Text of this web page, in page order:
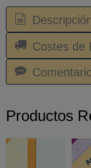
Costes de
Productos